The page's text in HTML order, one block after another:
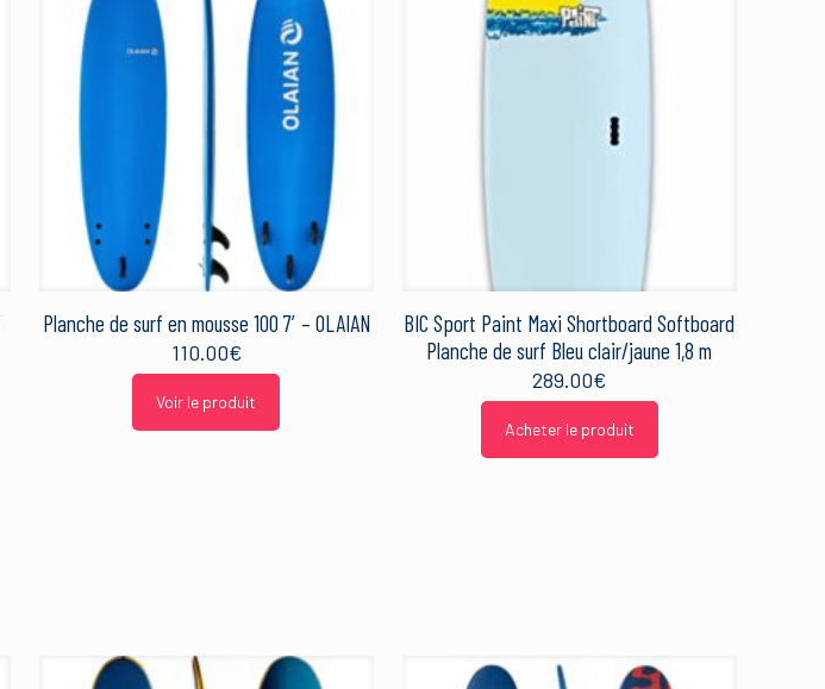
Planche de surf en mousse 100 7′ – OLAIAN
110.00€
Voir le produit
BIC Sport Paint Maxi Shortboard Softboard
Planche de surf Bleu clair/jaune 1,8 m
289.00€
Acheter le produit